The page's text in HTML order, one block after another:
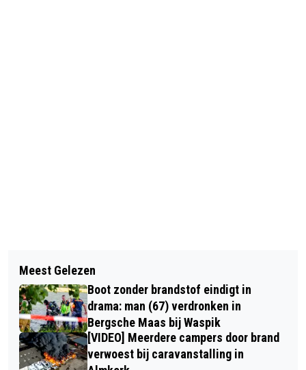
TWEE VOERTUIGEN DOOR BRAND
VERWOEST IN BREDA
BIJGEBOUW VAN ZORGCOMPLEX DE
TALING IN DEN BOSCH BRANDT
VOLLEDIG UIT
Meest Gelezen
Boot zonder brandstof eindigt in
drama: man (67) verdronken in
Bergsche Maas bij Waspik
[VIDEO] Meerdere campers door brand
verwoest bij caravanstalling in